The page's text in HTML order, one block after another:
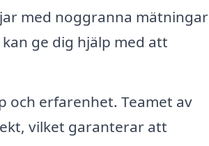
med noggranna mätningar
ge dig hjälp med att
och erfarenhet. Teamet av
vilket garanterar att